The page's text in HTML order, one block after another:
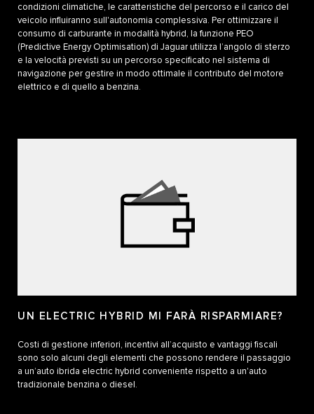
condizioni climatiche, le caratteristiche del percorso e il carico del
veicolo influiranno sull'autonomia complessiva. Per ottimizzare il
consumo di carburante in modalità hybrid, la funzione PEO
(Predictive Energy Optimisation) di Jaguar utilizza l’angolo di sterzo
e la velocità previsti su un percorso specificato nel sistema di
navigazione per gestire in modo ottimale il contributo del motore
elettrico e di quello a benzina.
UN ELECTRIC HYBRID MI FARÀ RISPARMIARE?
Costi di gestione inferiori, incentivi all’acquisto e vantaggi fiscali
sono solo alcuni degli elementi che possono rendere il passaggio
a un’auto ibrida electric hybrid conveniente rispetto a un'auto
tradizionale benzina o diesel.